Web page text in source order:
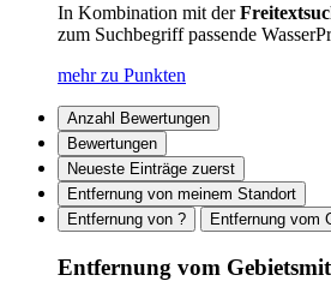
In Kombination mit der
zum Suchbegriff passende
mehr zu Punkten
Anzahl Bewertungen
Bewertungen
Neueste Einträge zuerst
Entfernung von meinem Standort
Entfernung von ?
Entfernung vom
Entfernung vom